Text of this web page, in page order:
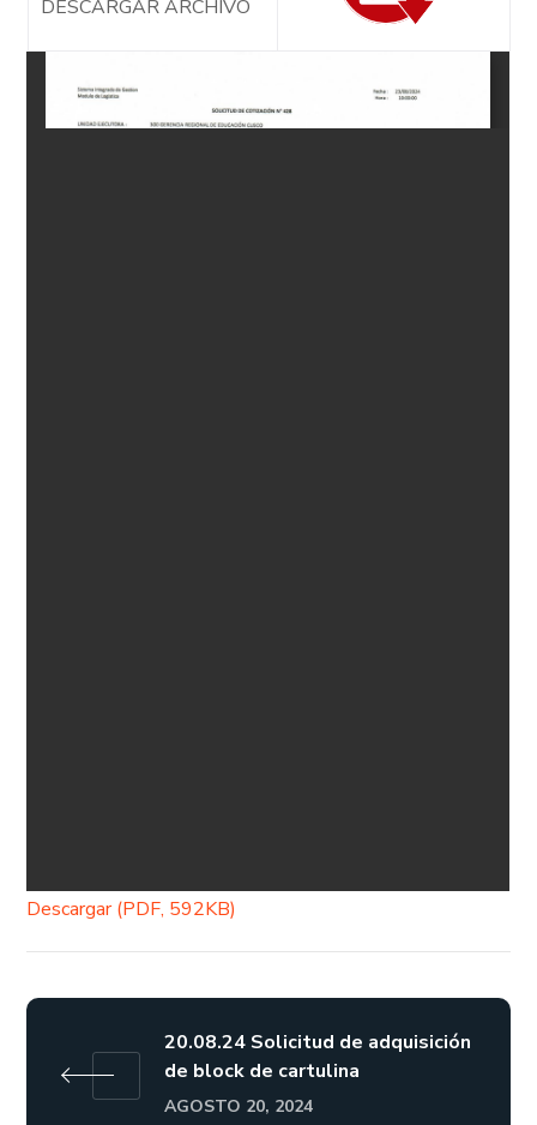
DESCARGAR ARCHIVO
Descargar (PDF, 592KB)
20.08.24 Solicitud de adquisición
de block de cartulina
AGOSTO 20, 2024